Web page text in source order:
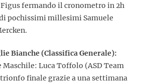
fermando il cronometro in 2h
di pochissimi millesimi Samuele
Bianche (Classifica Generale):
Maschile: Luca Toffolo (ASD Team
finale grazie a una settimana